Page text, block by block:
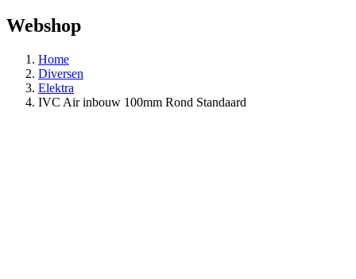
Webshop
Home
Diversen
Elektra
IVC Air inbouw 100mm Rond Standaard